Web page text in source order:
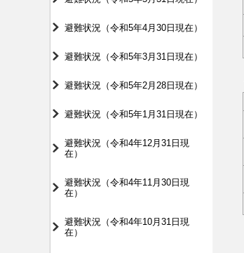
避難状況（令和5年4月30日現在）
避難状況（令和5年3月31日現在）
避難状況（令和5年2月28日現在）
避難状況（令和5年1月31日現在）
避難状況（令和4年12月31日現
在）
避難状況（令和4年11月30日現
在）
避難状況（令和4年10月31日現
在）